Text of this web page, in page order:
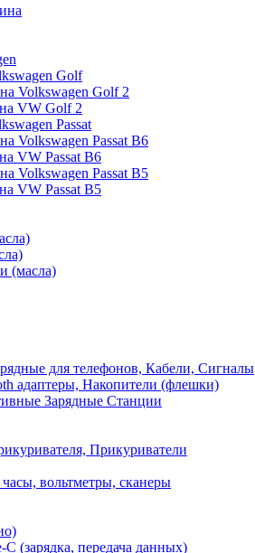
Golf
Volkswagen Golf 2
VW Golf 2
Passat
Volkswagen Passat B6
VW Passat B6
Volkswagen Passat B5
VW Passat B5
(масла)
для телефонов, Кабели, Сигналы
адаптеры, Накопители (флешки)
Зарядные Станции
Прикуриватели
вольтметры, сканеры
(зарядка, передача данных)